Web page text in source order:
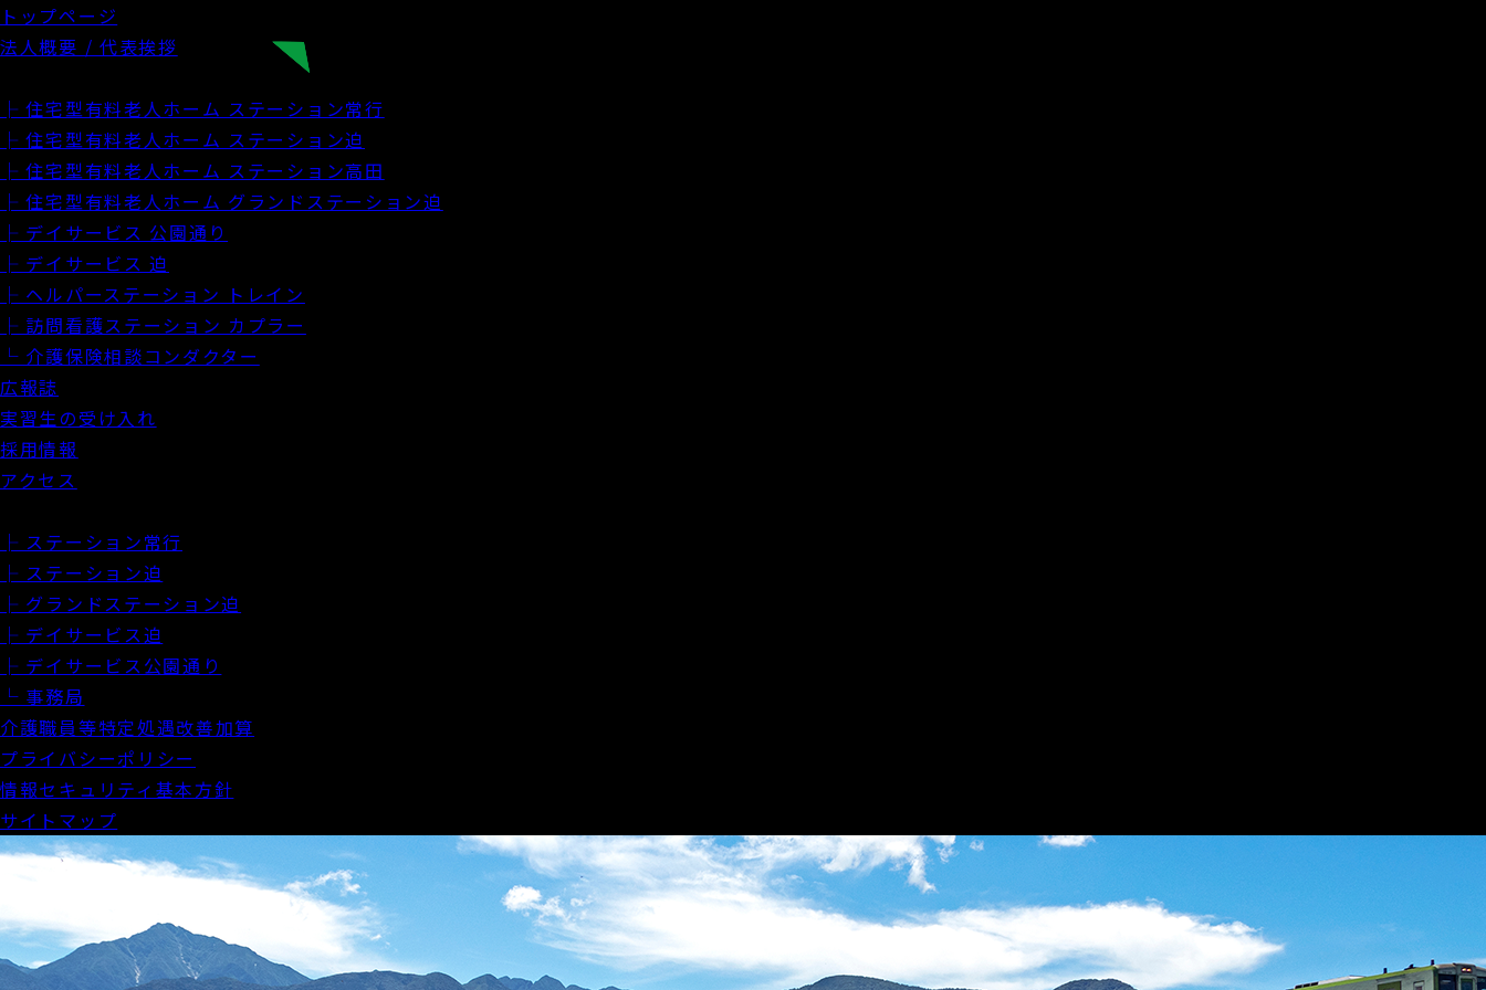
トップページ
法人概要 / 代表挨拶
├ 住宅型有料老人ホーム ステーション常行
├ 住宅型有料老人ホーム ステーション迫
├ 住宅型有料老人ホーム ステーション高田
├ 住宅型有料老人ホーム グランドステーション迫
├ デイサービス 公園通り
├ デイサービス 迫
├ ヘルパーステーション トレイン
├ 訪問看護ステーション カプラー
└ 介護保険相談コンダクター
広報誌
実習生の受け入れ
採用情報
アクセス
├ ステーション常行
├ ステーション迫
├ グランドステーション迫
├ デイサービス迫
├ デイサービス公園通り
└ 事務局
介護職員等特定処遇改善加算
プライバシーポリシー
情報セキュリティ基本方針
サイトマップ